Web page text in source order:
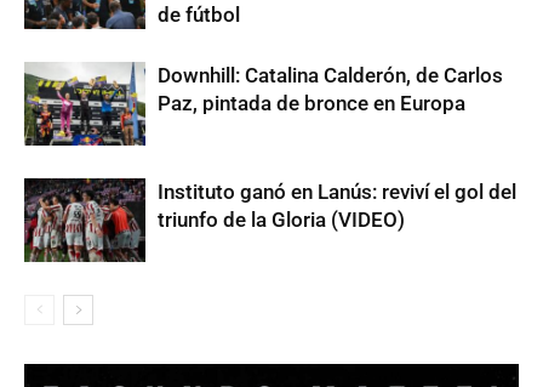
de fútbol
Downhill: Catalina Calderón, de Carlos
Paz, pintada de bronce en Europa
Instituto ganó en Lanús: reviví el gol del
triunfo de la Gloria (VIDEO)